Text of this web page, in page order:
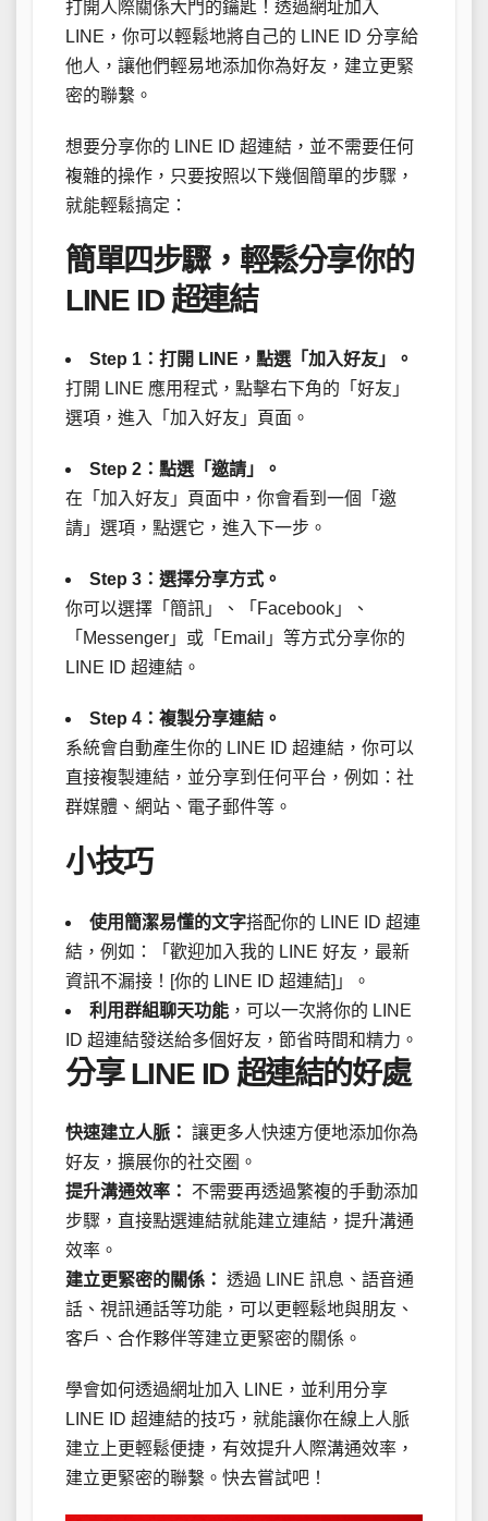
打開人際關係大門的鑰匙！透過網址加入
LINE，你可以輕鬆地將自己的 LINE ID 分享給
他人，讓他們輕易地添加你為好友，建立更緊
密的聯繫。
想要分享你的 LINE ID 超連結，並不需要任何
複雜的操作，只要按照以下幾個簡單的步驟，
就能輕鬆搞定：
簡單四步驟，輕鬆分享你的
LINE ID 超連結
Step 1：打開 LINE，點選「加入好友」。
打開 LINE 應用程式，點擊右下角的「好友」
選項，進入「加入好友」頁面。
Step 2：點選「邀請」。
在「加入好友」頁面中，你會看到一個「邀
請」選項，點選它，進入下一步。
Step 3：選擇分享方式。
你可以選擇「簡訊」、「Facebook」、
「Messenger」或「Email」等方式分享你的
LINE ID 超連結。
Step 4：複製分享連結。
系統會自動產生你的 LINE ID 超連結，你可以
直接複製連結，並分享到任何平台，例如：社
群媒體、網站、電子郵件等。
小技巧
使用簡潔易懂的文字搭配你的 LINE ID 超連
結，例如：「歡迎加入我的 LINE 好友，最新
資訊不漏接！[你的 LINE ID 超連結]」。
利用群組聊天功能 ，可以一次將你的 LINE
ID 超連結發送給多個好友，節省時間和精力。
分享 LINE ID 超連結的好處
快速建立人脈： 讓更多人快速方便地添加你為
好友，擴展你的社交圈。
提升溝通效率：
不需要再透過繁複的手動添加
步驟，直接點選連結就能建立連結，提升溝通
效率。
建立更緊密的關係： 透過 LINE 訊息、語音通
話、視訊通話等功能，可以更輕鬆地與朋友、
客戶、合作夥伴等建立更緊密的關係。
學會如何透過網址加入 LINE，並利用分享
LINE ID 超連結的技巧，就能讓你在線上人脈
建立上更輕鬆便捷，有效提升人際溝通效率，
建立更緊密的聯繫。快去嘗試吧！